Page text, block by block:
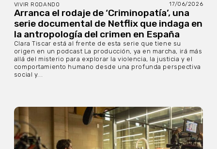
VIVIR RODANDO 17/06/2026
Arranca el rodaje de ‘Criminopatía’, una
serie documental de Netflix que indaga en
la antropología del crimen en España
Clara Tiscar está al frente de esta serie que tiene su
origen en un podcast La producción, ya en marcha, irá más
allá del misterio para explorar la violencia, la justicia y el
comportamiento humano desde una profunda perspectiva
social y...